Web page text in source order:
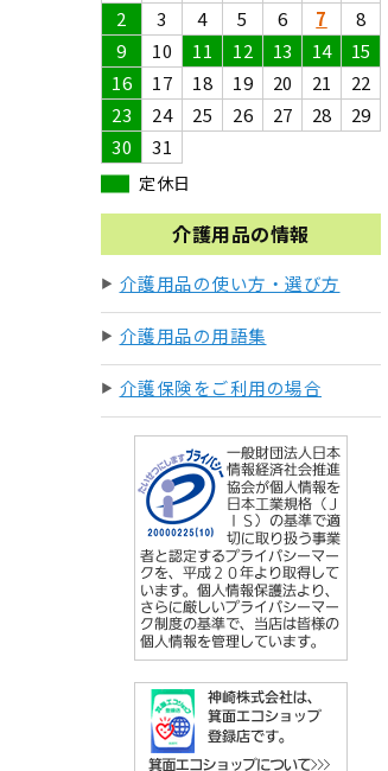
2
3 4 5 6 7
8
9
10 11 12 13 14
15
16
17 18 19 20 21
22
23
24 25 26 27 28
29
30
31
定休日
介護用品の情報
介護用品の使い方・選び方
介護用品の用語集
介護保険をご利用の場合